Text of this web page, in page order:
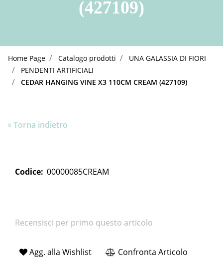
(427109)
Home Page Catalogo prodotti
UNA GALASSIA DI FIORI
PENDENTI ARTIFICIALI
CEDAR HANGING VINE X3 110CM CREAM (427109)
Torna indietro
Codice: 00000085CREAM
Recensisci per primo questo articolo
Agg. alla Wishlist Confronta Articolo